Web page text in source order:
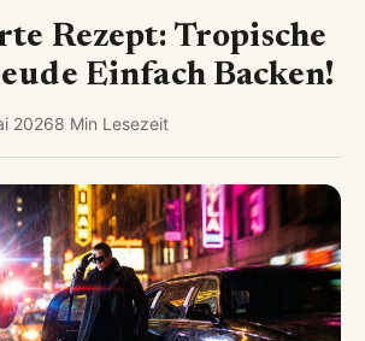
Rezept: Tropische
Einfach Backen!
20268 Min Lesezeit